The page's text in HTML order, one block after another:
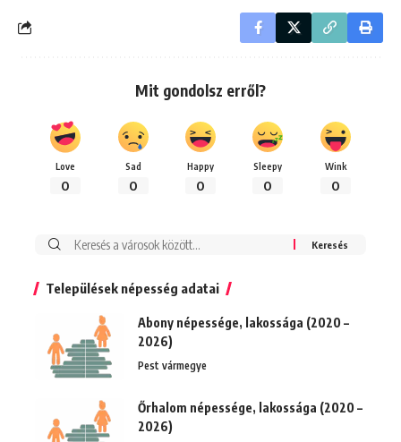
Mit gondolsz erről?
Love
0
Sad
0
Happy
0
Sleepy
0
Wink
0
Keresés:
Települések népesség adatai
Abony népessége, lakossága (2020 –
2026)
Pest vármegye
Őrhalom népessége, lakossága (2020 –
2026)